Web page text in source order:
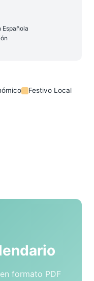
Española
Festivo Local
formato PDF